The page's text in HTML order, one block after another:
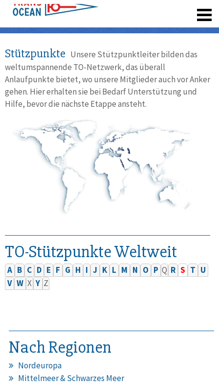
Stützpunkte Unsere Stützpunktleiter bilden das
weltumspannende TO-Netzwerk, das überall
Anlaufpunkte bietet, wo unsere Mitglieder auch vor Anker
gehen. Hier erhalten sie bei Bedarf Unterstützung und
Hilfe, bevor die nächste Etappe ansteht.
TO-Stützpunkte Weltweit
A B C D E F G H I J K L M N O P Q R S T U
V W X Y Z
Nach Regionen
Nordeuropa
Mittelmeer & Schwarzes Meer